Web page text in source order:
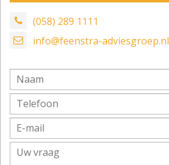
(058) 289 1111
info@feenstra-adviesgroep.nl